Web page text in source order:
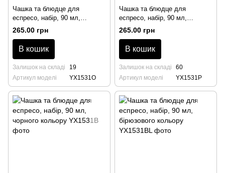
Чашка та блюдце для
еспресо, набір, 90 мл,
помаранчевого кольору
265.00 грн
В кошик
Залишок на складі
19
Артикул моделі
YX1531O
Чашка та блюдце для
еспресо, набір, 90 мл,
рожевого кольору
265.00 грн
В кошик
Залишок на складі
60
Артикул моделі
YX1531P